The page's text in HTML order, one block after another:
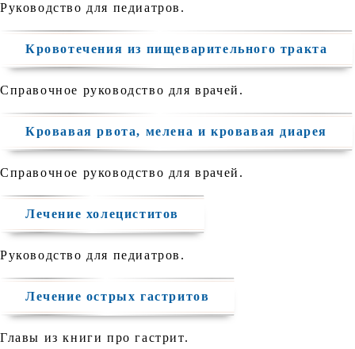
Руководство для педиатров.
Кровотечения из пищеварительного тракта
Справочное руководство для врачей.
Кровавая рвота, мелена и кровавая диарея
Справочное руководство для врачей.
Лечение холециститов
Руководство для педиатров.
Лечение острых гастритов
Главы из книги про гастрит.